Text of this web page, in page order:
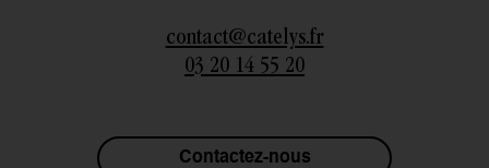
contact@catelys.fr
03 20 14 55 20
Contactez-nous